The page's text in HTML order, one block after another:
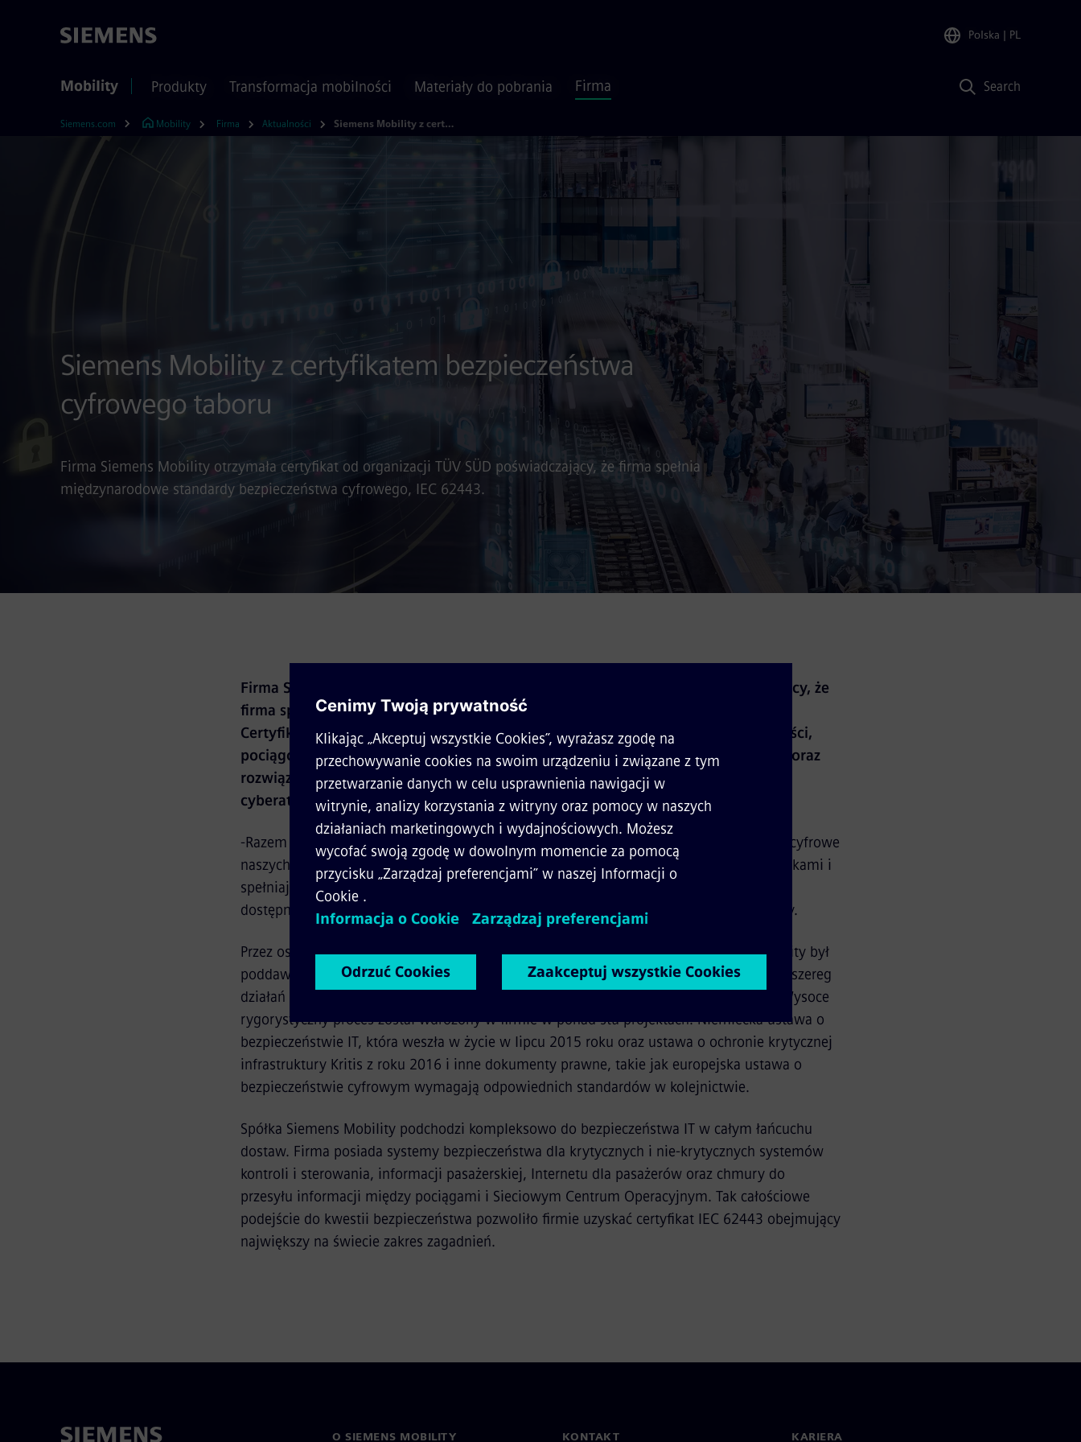
Polska | PL
Mobility Produkty Transformacja mobilności Materiały do pobrania Firma Search
Siemens.com Mobility Firma Aktualności Siemens Mobility z certyfikatem bezpieczeństwa cyfrowego taboru wydawanym przez TÜV
Siemens Mobility z certyfikatem bezpieczeństwa
cyfrowego taboru
Firma Siemens Mobility otrzymała certyfikat od organizacji TÜV SÜD poświadczający, że firma spełnia
międzynarodowe standardy bezpieczeństwa cyfrowego, IEC 62443.
Firma Siemens Mobility otrzymał certyfikat od organizacji TÜV SÜD poświadczający, że
firma spełnia międzynarodowe standardy bezpieczeństwa cyfrowego, IEC 62443.
Certyfikat potwierdza, że systemy sterowania i kontroli pociągów dużych prędkości,
pociągów regionalnych, pociągów metra, tramwajów, lokomotyw, podzespołów oraz
rozwiązań z zakresu infrastruktury torowej są odpowiednio zabezpieczone przed
cyberatakami.
-Razem z certyfikatem, dajemy naszym klientom oraz władzom gwarancję, że systemy cyfrowe
naszych pociągów oraz infrastruktury torowej są chronione przed zakłóceniami oraz atakami i
spełniają wszelkie uwarunkowania prawne. Bezpieczeństwo to podstawa gwarantująca
dostępność naszych pociągów- powiedziała Sabrina Soussan, szefowa Siemens Mobility.
Przez ostatnie pięć lat, rozwijający się dział taboru kolejowego w spółce Siemens Mobility był
poddawany bardzo dokładnej analizie ryzyka oraz bezpieczeństwa cyfrowego i podjęto szereg
działań mających na celu dopasowanie kontroli ryzyka dla każdego nowego projektu. Wysoce
rygorystyczny proces został wdrożony w firmie w ponad stu projektach. Niemiecka ustawa o
bezpieczeństwie IT, która weszła w życie w lipcu 2015 roku oraz ustawa o ochronie krytycznej
infrastruktury Kritis z roku 2016 i inne dokumenty prawne, takie jak europejska ustawa o
bezpieczeństwie cyfrowym wymagają odpowiednich standardów w kolejnictwie.
Spółka Siemens Mobility podchodzi kompleksowo do bezpieczeństwa IT w całym łańcuchu
dostaw. Firma posiada systemy bezpieczeństwa dla krytycznych i nie-krytycznych systemów
kontroli i sterowania, informacji pasażerskiej, Internetu dla pasażerów oraz chmury do
przesyłu informacji między pociągami i Sieciowym Centrum Operacyjnym. Tak całościowe
podejście do kwestii bezpieczeństwa pozwoliło firmie uzyskać certyfikat IEC 62443 obejmujący
największy na świecie zakres zagadnień.
O SIEMENS MOBILITY KONTAKT KARIERA